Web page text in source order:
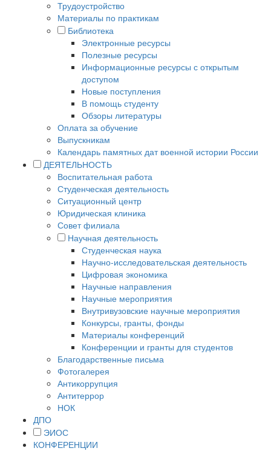
Трудоустройство
Материалы по практикам
Библиотека
Электронные ресурсы
Полезные ресурсы
Информационные ресурсы с открытым
доступом
Новые поступления
В помощь студенту
Обзоры литературы
Оплата за обучение
Выпускникам
Календарь памятных дат военной истории России
ДЕЯТЕЛЬНОСТЬ
Воспитательная работа
Студенческая деятельность
Ситуационный центр
Юридическая клиника
Совет филиала
Научная деятельность
Студенческая наука
Научно-исследовательская деятельность
Цифровая экономика
Научные направления
Научные мероприятия
Внутривузовские научные мероприятия
Конкурсы, гранты, фонды
Материалы конференций
Конференции и гранты для студентов
Благодарственные письма
Фотогалерея
Антикоррупция
Антитеррор
НОК
ДПО
ЭИОС
КОНФЕРЕНЦИИ